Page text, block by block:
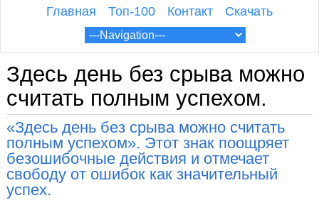
Главная Топ-100 Контакт Скачать
Здесь день без срыва можно
считать полным успехом.
«Здесь день без срыва можно считать
полным успехом». Этот знак поощряет
безошибочные действия и отмечает
свободу от ошибок как значительный
успех.